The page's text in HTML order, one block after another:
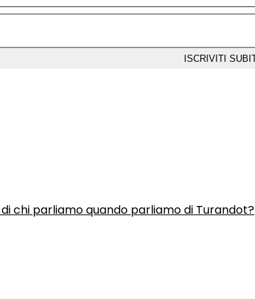
di chi parliamo quando parliamo di Turandot?